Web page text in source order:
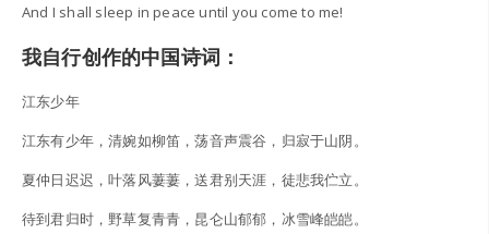
And I shall sleep in peace until you come to me!
我自行创作的中国诗词：
江东少年
江东有少年，清婉如柳笛，荡音声震谷，归寂于山阴。
夏仲日迟迟，叶落风萋萋，送君别天涯，徒悲我伫立。
待到君归时，野草复青青，昆仑山郁郁，冰雪峰皑皑。